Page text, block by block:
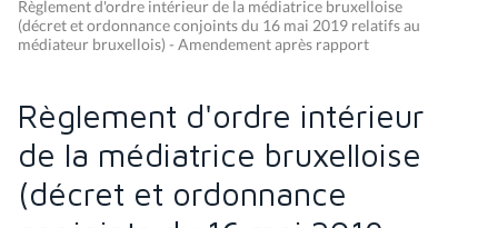
Règlement d'ordre intérieur de la médiatrice bruxelloise
(décret et ordonnance conjoints du 16 mai 2019 relatifs au
médiateur bruxellois) - Amendement après rapport
Règlement d'ordre intérieur
de la médiatrice bruxelloise
(décret et ordonnance